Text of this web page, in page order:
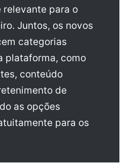
para o
Juntos, os novos
categorias
plataforma, como
conteúdo
de
as opções
para os